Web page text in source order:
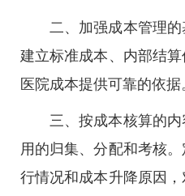
二、加强成本管理
建立标准成本、内部结
医院成本提供可靠的依据
三、按成本核算的
用的归集、分配和考核
行情况和成本升降原因